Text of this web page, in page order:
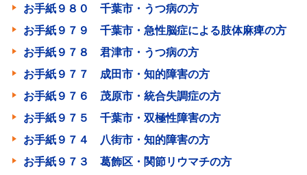
お手紙９８０ 千葉市・うつ病の方
お手紙９７９ 千葉市・急性脳症による肢体麻痺の方
お手紙９７８ 君津市・うつ病の方
お手紙９７７ 成田市・知的障害の方
お手紙９７６ 茂原市・統合失調症の方
お手紙９７５ 千葉市・双極性障害の方
お手紙９７４ 八街市・知的障害の方
お手紙９７３ 葛飾区・関節リウマチの方